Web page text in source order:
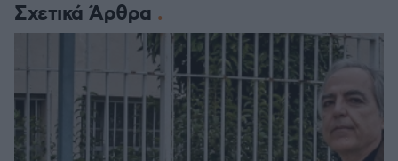
Σχετικά Άρθρα